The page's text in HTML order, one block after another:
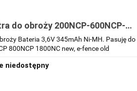
do obroży 200NCP-600NCP-
800NCP- 1800NCnew, e-fence
Bateria 3,6V 345mAh Ni-MH. Pasuję
800NCP 1800NC new, e-fence old
niedostępny